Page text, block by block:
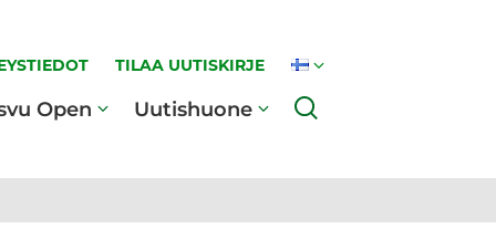
TILAA UUTISKIRJE
Open Uutishuone